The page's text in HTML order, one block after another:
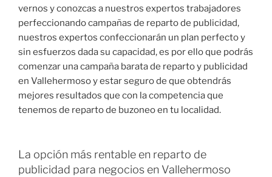
vernos y conozcas a nuestros expertos trabajadores
perfeccionando campañas de reparto de publicidad,
nuestros expertos confeccionarán un plan perfecto y
sin esfuerzos dada su capacidad, es por ello que podrás
comenzar una campaña barata de reparto y publicidad
en Vallehermoso y estar seguro de que obtendrás
mejores resultados que con la competencia que
tenemos de reparto de buzoneo en tu localidad.
La opción más rentable en reparto de
publicidad para negocios en Vallehermoso